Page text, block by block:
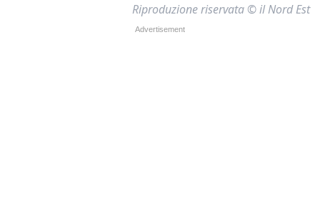
Riproduzione riservata © il Nord Est